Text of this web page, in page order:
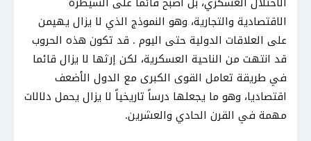
الاقتصادية والتجارية، وهو النموذج الذي لا يزال يهيمن
على العلاقات الدولية حتى اليوم . قد تكون هذه الحروب
قد انتهت من الناحية العسكرية، لكن إرثها لا يزال قائما
في طريقة تعامل القوى الكبرى مع الدول الأضعف
اقتصاديا، وهو ما يجعلها درساً تاريخياً لا يزال يحمل دلالات
مهمة في القرن الحادي والعشرين.